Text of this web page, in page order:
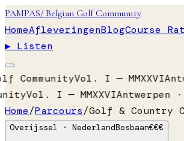
PAMPAS/ Belgian Golf Community
HomeAfleveringenBlogCourse
▶ Listen
CommunityVol. I — MMXXVI
Vol. I — MMXXVIAntwerpen ·
Home/Parcours/Golf & Country
Overijssel · NederlandBosbaan€€€